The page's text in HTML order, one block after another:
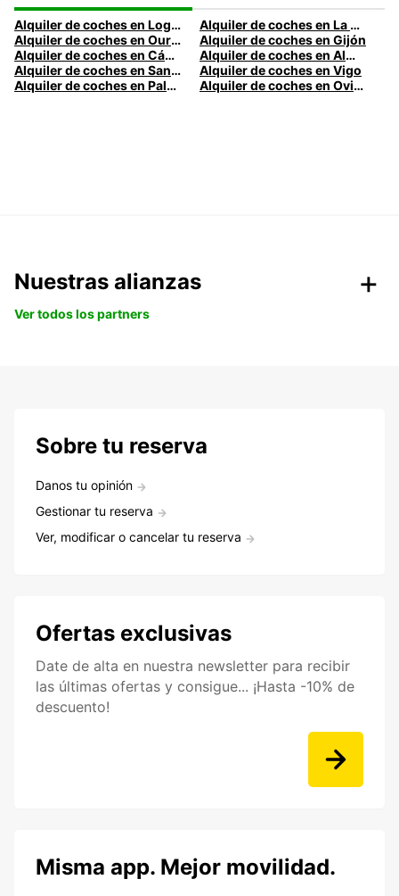
Alquiler de coches en Logroño
Alquiler de coches en La Coruña
Alquiler de coches en Ourense
Alquiler de coches en Gijón
Alquiler de coches en Cádiz
Alquiler de coches en Almería
Alquiler de coches en Santander
Alquiler de coches en Vigo
Alquiler de coches en Palma
Alquiler de coches en Oviedo
Nuestras alianzas
Ver todos los partners
Sobre tu reserva
Danos tu opinión
Gestionar tu reserva
Ver, modificar o cancelar tu reserva
Ofertas exclusivas
Date de alta en nuestra newsletter para recibir
las últimas ofertas y consigue... ¡Hasta -10% de
descuento!
Misma app. Mejor movilidad.